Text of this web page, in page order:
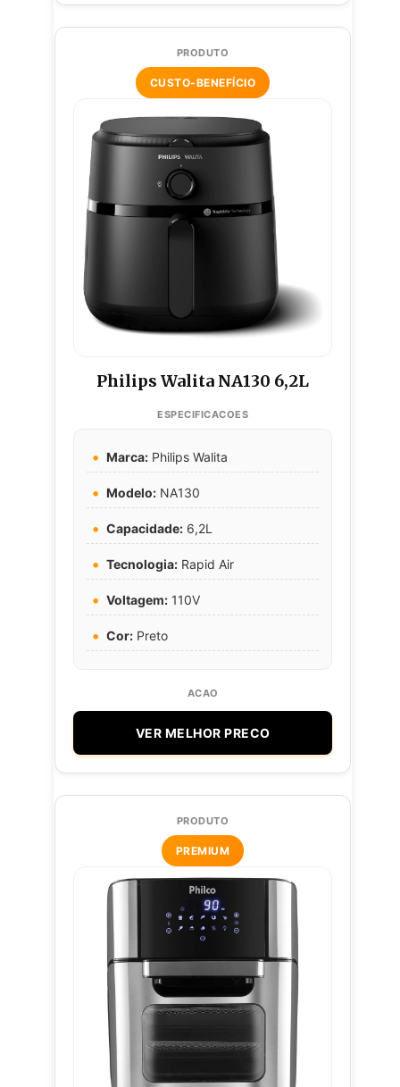
Philips Walita NA130 6,2L
CUSTO-BENEFÍCIO
Marca: Philips Walita
Modelo: NA130
Capacidade: 6,2L
Tecnologia: Rapid Air
Voltagem: 110V
Cor: Preto
VER MELHOR PRECO
PREMIUM